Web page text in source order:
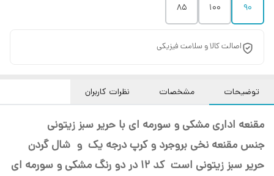
90
100
85
اصالت کالا و سلامت فیزیکی
توضیحات مشخصات نظرات کاربران
مقنعه اداری مشکی و سورمه ای با حریر سبز زیتونی
جنس مقنعه نخی بروجرد و کرپ درجه یک و شال گردن
حریر سبز زیتونی است کد 12 در دو رنگ مشکی و سورمه ای